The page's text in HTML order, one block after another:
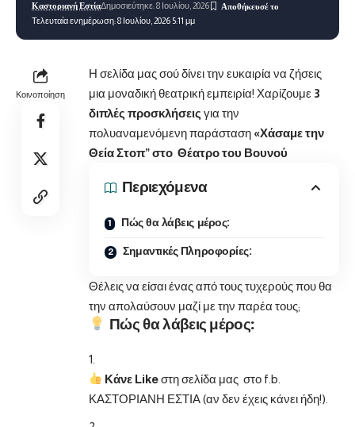
Τελευταία ενημέρωση: 8 Ιουλίου, 2026 5:11 μμ
Καστοριανή ΕστίαΔημοσιεύτηκε: 8 Ιουλίου, 2026
Κοινοποίηση
Η σελίδα μας σού δίνει την ευκαιρία να ζήσεις
μια μοναδική θεατρική εμπειρία! Χαρίζουμε 3
διπλές προσκλήσεις για την
πολυαναμενόμενη παράσταση «Χάσαμε την
Θεία Στοπ” στο Θέατρο του Βουνού
Περιεχόμενα
Πώς θα λάβεις μέρος:
Σημαντικές Πληροφορίες:
Θέλεις να είσαι ένας από τους τυχερούς που θα
την απολαύσουν μαζί με την παρέα τους;
Πώς θα λάβεις μέρος:
Κάνε Likeστη σελίδα μας στο f.b.
ΚΑΣΤΟΡΙΑΝΗ ΕΣΤΙΑ (αν δεν έχεις κάνει ήδη!).